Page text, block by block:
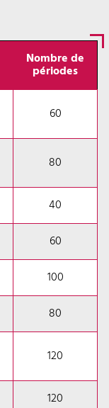
Nombre de
périodes
60
80
40
60
100
80
120
120